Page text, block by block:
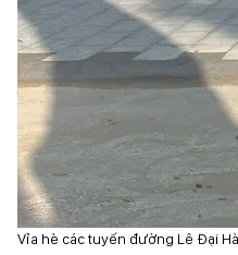
Vỉa hè các tuyến đường Lê Đại